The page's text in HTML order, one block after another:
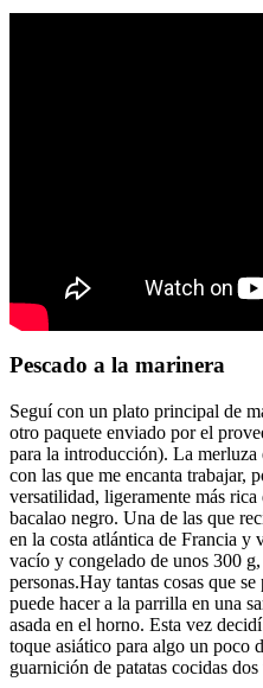
Pescado a la marinera
Seguí con un plato principal de
otro paquete enviado por el
para la introducción). La merluza
con las que me encanta trabajar,
versatilidad, ligeramente más
bacalao negro. Una de las que
en la costa atlántica de Francia y
vacío y congelado de unos 300
personas.Hay tantas cosas que
puede hacer a la parrilla en una
asada en el horno. Esta vez
toque asiático para algo un poco
guarnición de patatas cocidas dos